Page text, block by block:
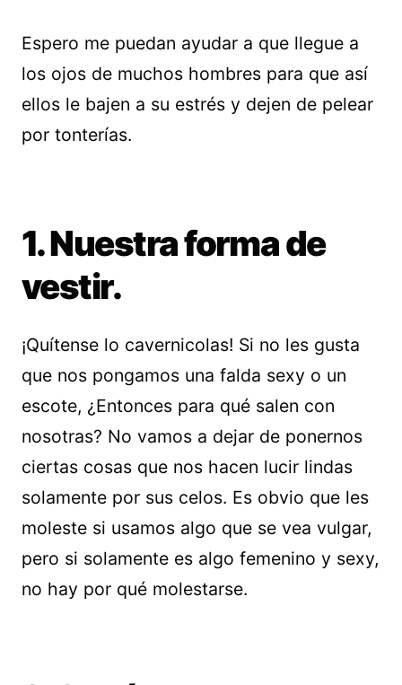
Espero me puedan ayudar a que llegue a
los ojos de muchos hombres para que así
ellos le bajen a su estrés y dejen de pelear
por tonterías.
1. Nuestra forma de
vestir.
¡Quítense lo cavernicolas! Si no les gusta
que nos pongamos una falda sexy o un
escote, ¿Entonces para qué salen con
nosotras? No vamos a dejar de ponernos
ciertas cosas que nos hacen lucir lindas
solamente por sus celos. Es obvio que les
moleste si usamos algo que se vea vulgar,
pero si solamente es algo femenino y sexy,
no hay por qué molestarse.